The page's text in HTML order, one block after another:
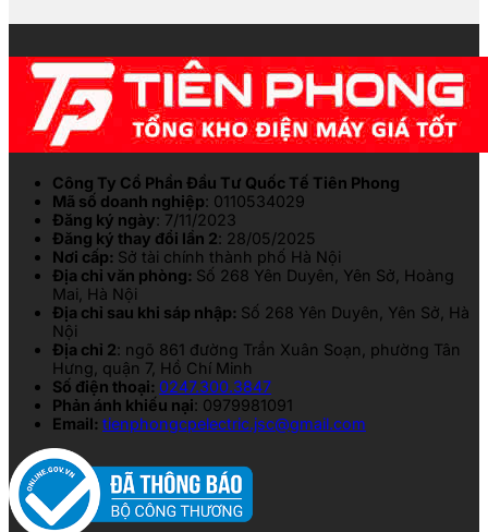
Công Ty Cổ Phần Đầu Tư Quốc Tế Tiên Phong
Mã số doanh nghiệp: 0110534029
Đăng ký ngày: 7/11/2023
Đăng ký thay đổi lần 2: 28/05/2025
Nơi cấp: Sở tài chính thành phố Hà Nội
Địa chỉ văn phòng: Số 268 Yên Duyên, Yên Sở, Hoàng
Mai, Hà Nội
Địa chỉ sau khi sáp nhập: Số 268 Yên Duyên, Yên Sở, Hà
Nội
Địa chỉ 2: ngõ 861 đường Trần Xuân Soạn, phường Tân
Hưng, quận 7, Hồ Chí Minh
Số điện thoại: 0247.300.3847
Phản ánh khiếu nại: 0979981091
Email: tienphongcpelectric.jsc@gmail.com